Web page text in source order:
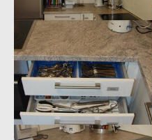
Show larger version
Show larger version